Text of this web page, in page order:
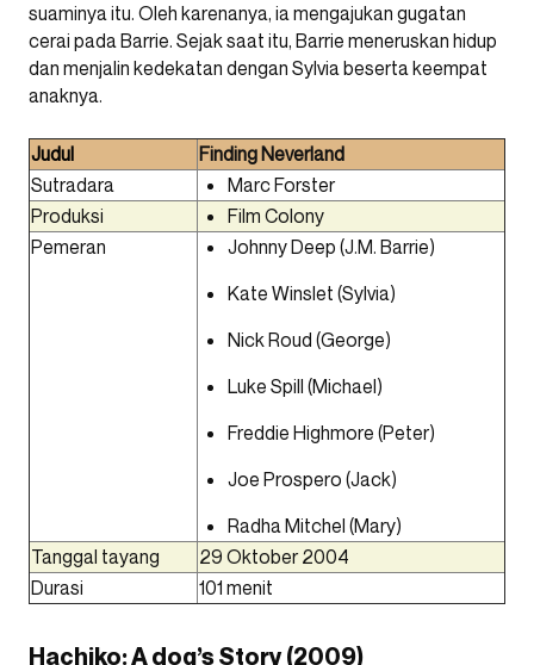
suaminya itu. Oleh karenanya, ia mengajukan gugatan
cerai pada Barrie. Sejak saat itu, Barrie meneruskan hidup
dan menjalin kedekatan dengan Sylvia beserta keempat
anaknya.
Judul
Finding Neverland
Sutradara
Marc Forster
Produksi
Film Colony
Pemeran
Johnny Deep (J.M. Barrie)
Kate Winslet (Sylvia)
Nick Roud (George)
Luke Spill (Michael)
Freddie Highmore (Peter)
Joe Prospero (Jack)
Radha Mitchel (Mary)
Tanggal tayang
29 Oktober 2004
Durasi
101 menit
Hachiko: A dog’s Story (2009)